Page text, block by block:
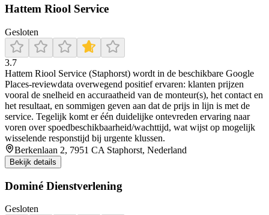
Hattem Riool Service
Gesloten
3.7
Hattem Riool Service (Staphorst) wordt in de beschikbare Google
Places-reviewdata overwegend positief ervaren: klanten prijzen
vooral de snelheid en accuraatheid van de monteur(s), het contact en
het resultaat, en sommigen geven aan dat de prijs in lijn is met de
service. Tegelijk komt er één duidelijke ontevreden ervaring naar
voren over spoedbeschikbaarheid/wachttijd, wat wijst op mogelijk
wisselende responstijd bij urgente klussen.
Berkenlaan 2, 7951 CA Staphorst, Nederland
Bekijk details
Dominé Dienstverlening
Gesloten